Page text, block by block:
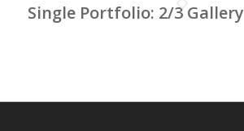
Single Portfolio: 2/3 Gallery